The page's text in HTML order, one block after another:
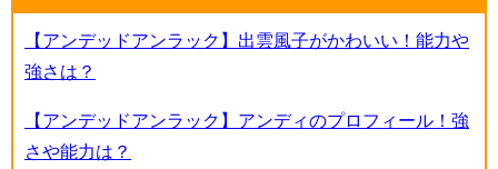
【アンデッドアンラック】出雲風子がかわいい！能力や
強さは？
【アンデッドアンラック】アンディのプロフィール！強
さや能力は？